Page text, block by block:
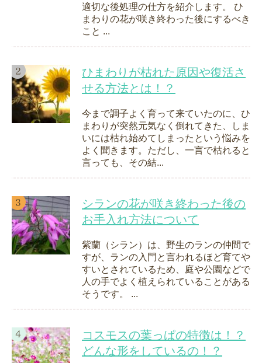
適切な後処理の仕方を紹介します。 ひ
まわりの花が咲き終わった後にするべき
こと ...
ひまわりが枯れた原因や復活さ
せる方法とは！？
今まで調子よく育って来ていたのに、ひ
まわりが突然元気なく倒れてきた、しま
いには枯れ始めてしまったという悩みを
よく聞きます。ただし、一言で枯れると
言っても、その結...
シランの花が咲き終わった後の
お手入れ方法について
紫蘭（シラン）は、野生のランの仲間で
すが、ランの入門と言われるほど育てや
すいとされているため、庭や公園などで
人の手でよく植えられていることがある
そうです。 ...
コスモスの葉っぱの特徴は！？
どんな形をしているの！？